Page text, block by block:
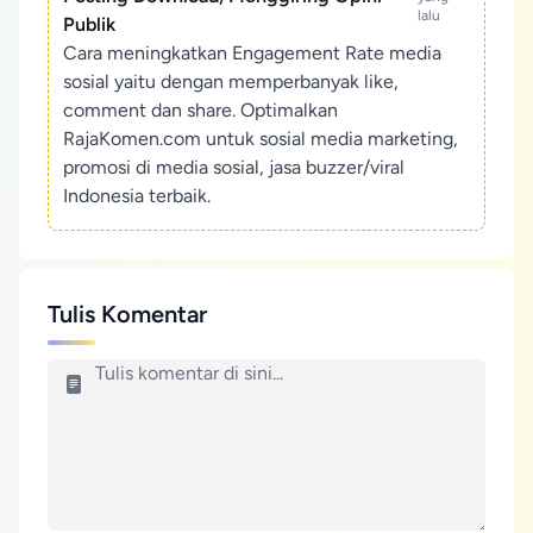
Publik
lalu
Cara meningkatkan Engagement Rate media
sosial yaitu dengan memperbanyak like,
comment dan share. Optimalkan
RajaKomen.com untuk sosial media marketing,
promosi di media sosial, jasa buzzer/viral
Indonesia terbaik.
Tulis Komentar